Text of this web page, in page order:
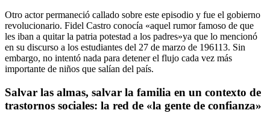
Otro actor permaneció callado sobre este episodio y fue el gobierno
revolucionario. Fidel Castro conocía «aquel rumor famoso de que
les iban a quitar la patria potestad a los padres»ya que lo mencionó
en su discurso a los estudiantes del 27 de marzo de 196113. Sin
embargo, no intentó nada para detener el flujo cada vez más
importante de niños que salían del país.
Salvar las almas, salvar la familia en un contexto de
trastornos sociales: la red de «la gente de confianza»